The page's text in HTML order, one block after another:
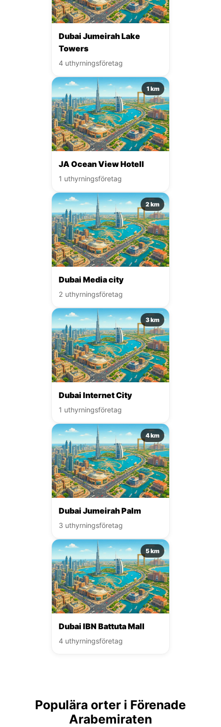
Dubai Jumeirah Lake
Towers
4 uthyrningsföretag
1 km
JA Ocean View Hotell
1 uthyrningsföretag
2 km
Dubai Media city
2 uthyrningsföretag
3 km
Dubai Internet City
1 uthyrningsföretag
4 km
Dubai Jumeirah Palm
3 uthyrningsföretag
5 km
Dubai IBN Battuta Mall
4 uthyrningsföretag
Populära orter i Förenade
Arabemiraten